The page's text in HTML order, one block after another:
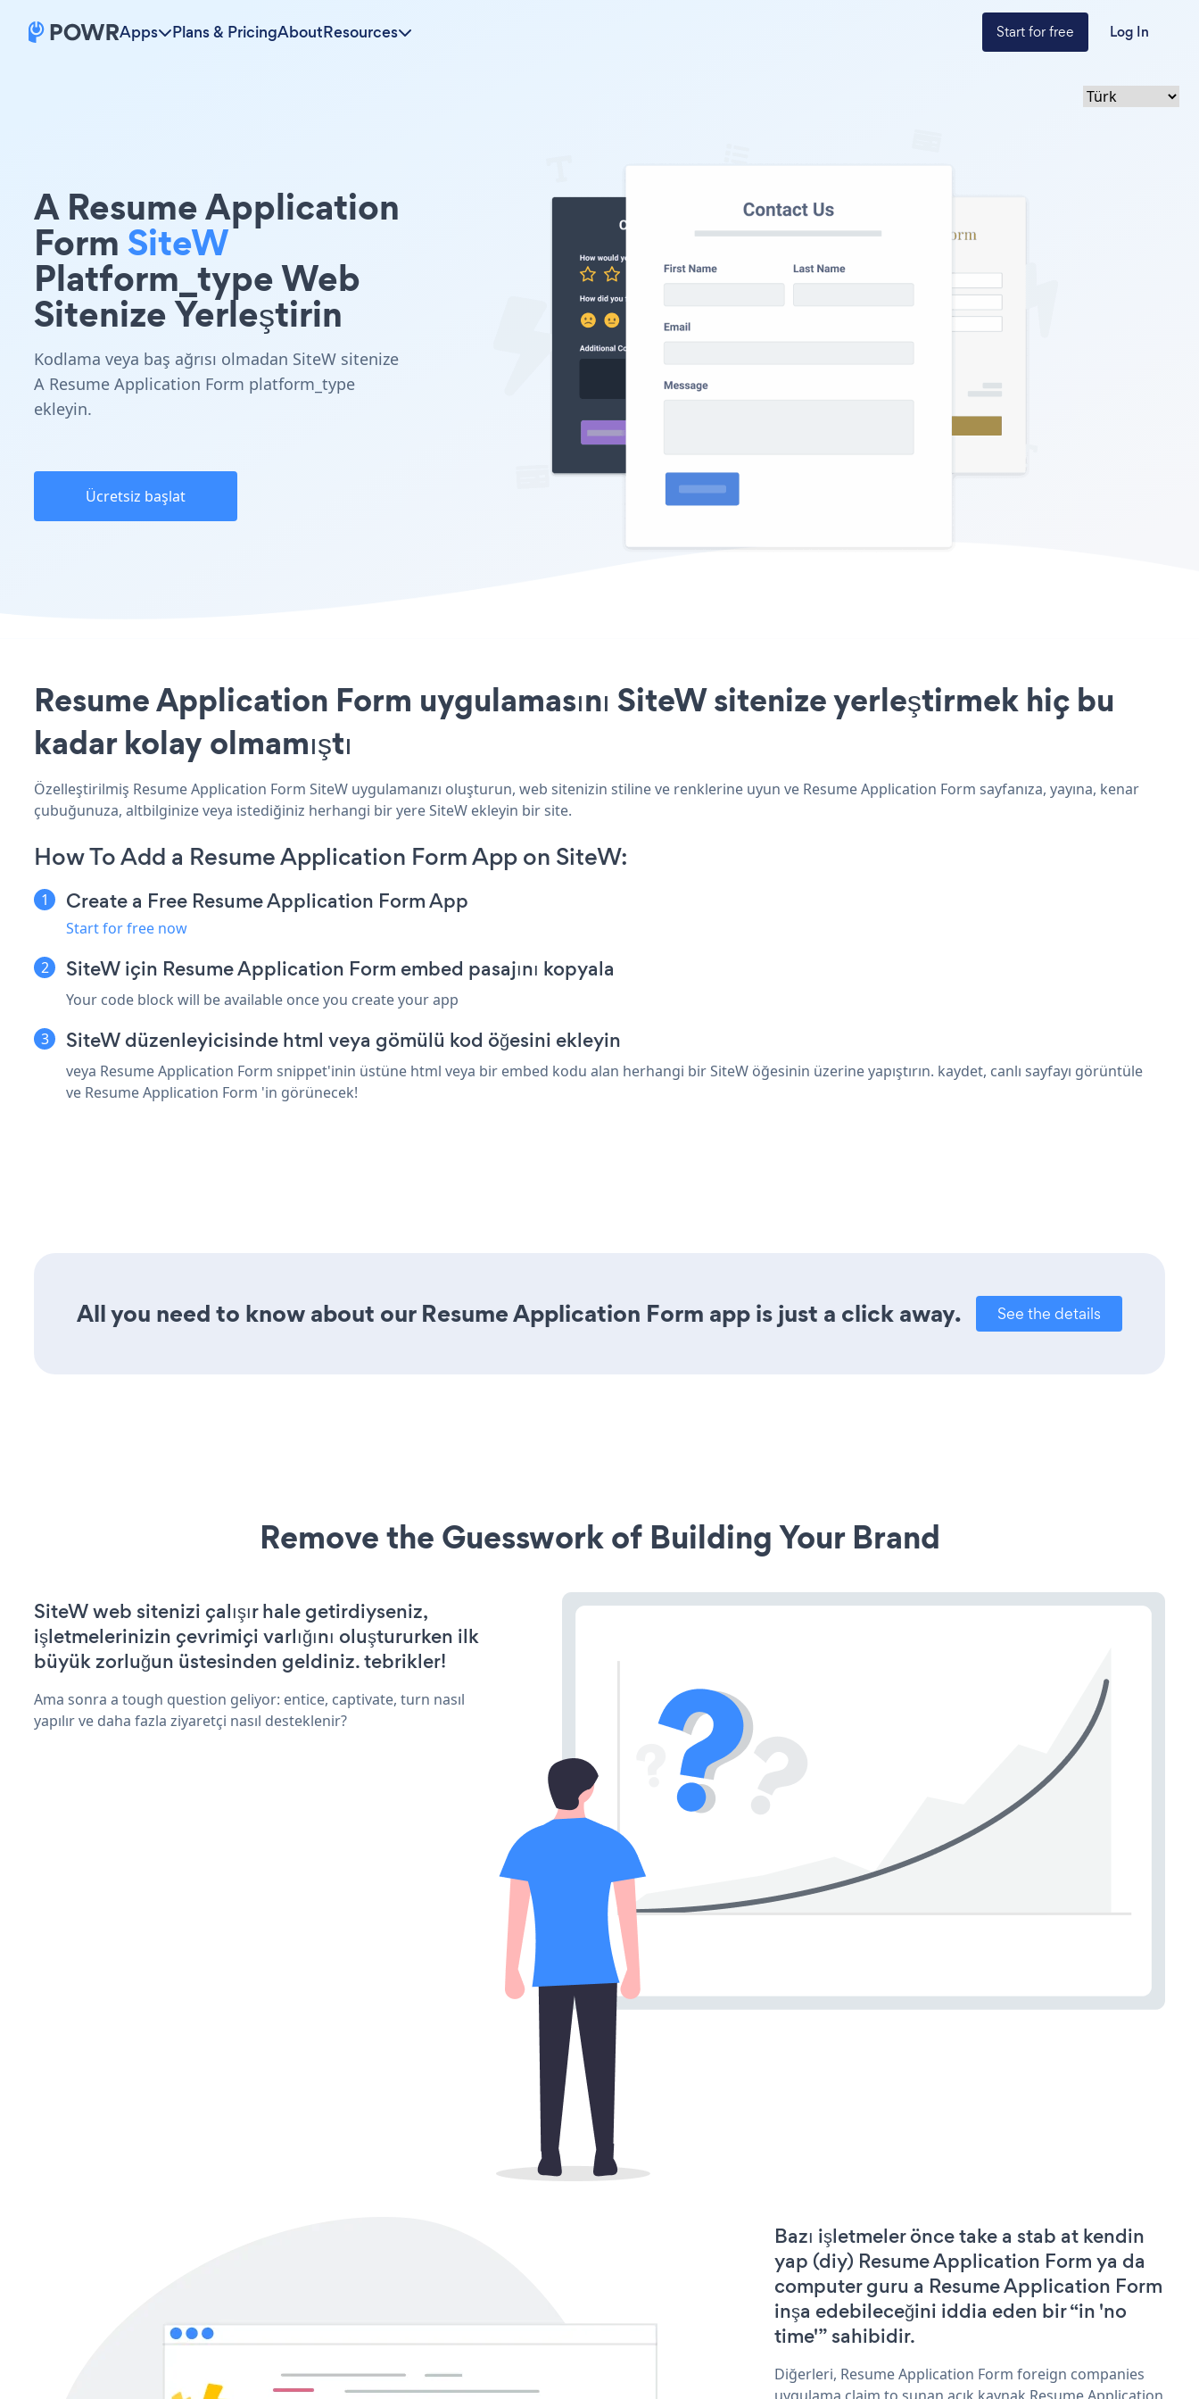
Apps Plans & PricingAboutResources Start for free Log In
A Resume Application
Form SiteW
Platform_type Web
Sitenize Yerleştirin
Kodlama veya baş ağrısı olmadan SiteW sitenize
A Resume Application Form platform_type
ekleyin.
Ücretsiz başlat
Resume Application Form uygulamasını SiteW sitenize yerleştirmek hiç bu
kadar kolay olmamıştı
Özelleştirilmiş Resume Application Form SiteW uygulamanızı oluşturun, web sitenizin stiline ve renklerine uyun ve Resume Application Form sayfanıza, yayına, kenar
çubuğunuza, altbilginize veya istediğiniz herhangi bir yere SiteW ekleyin bir site.
How To Add a Resume Application Form App on SiteW:
Create a Free Resume Application Form App
Start for free now
SiteW için Resume Application Form embed pasajını kopyala
Your code block will be available once you create your app
SiteW düzenleyicisinde html veya gömülü kod öğesini ekleyin
veya Resume Application Form snippet'inin üstüne html veya bir embed kodu alan herhangi bir SiteW öğesinin üzerine yapıştırın. kaydet, canlı sayfayı görüntüle
ve Resume Application Form 'in görünecek!
All you need to know about our Resume Application Form app is just a click away. See the details
Remove the Guesswork of Building Your Brand
SiteW web sitenizi çalışır hale getirdiyseniz,
işletmelerinizin çevrimiçi varlığını oluştururken ilk
büyük zorluğun üstesinden geldiniz. tebrikler!
Ama sonra a tough question geliyor: entice, captivate, turn nasıl
yapılır ve daha fazla ziyaretçi nasıl desteklenir?
Bazı işletmeler önce take a stab at kendin
yap (diy) Resume Application Form ya da
computer guru a Resume Application Form
inşa edebileceğini iddia eden bir “in 'no
time'” sahibidir.
Diğerleri, Resume Application Form foreign companies